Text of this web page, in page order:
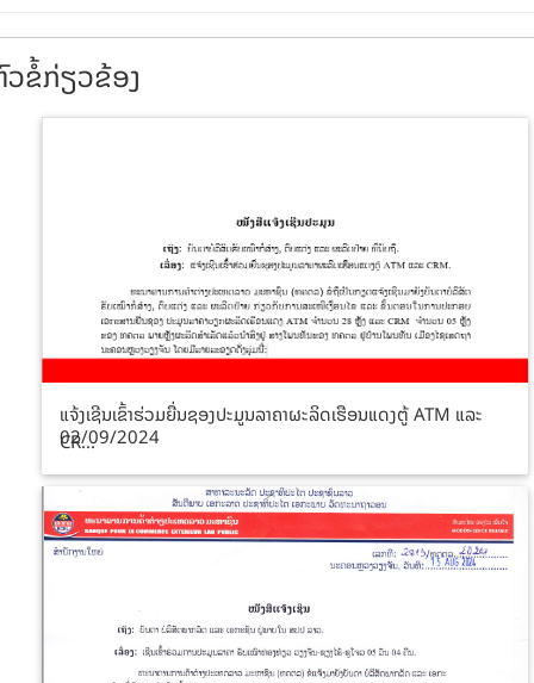
ຂໍ້ກ່ຽວຂ້ອງ
ແຈ້ງເຊີນເຂົ້າຮ່ວມຍື່ນຊອງປະມູນລາຄາຜະລິດເຮືອນແດງຕູ້ ATM ແລະ
CR...
02/09/2024